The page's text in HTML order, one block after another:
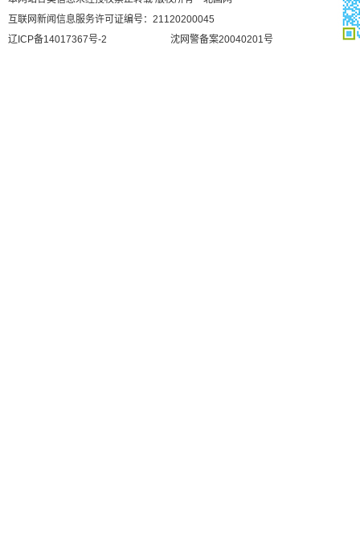
互联网新闻信息服务许可证编号：21120200045
辽ICP备14017367号-2
沈网警备案20040201号